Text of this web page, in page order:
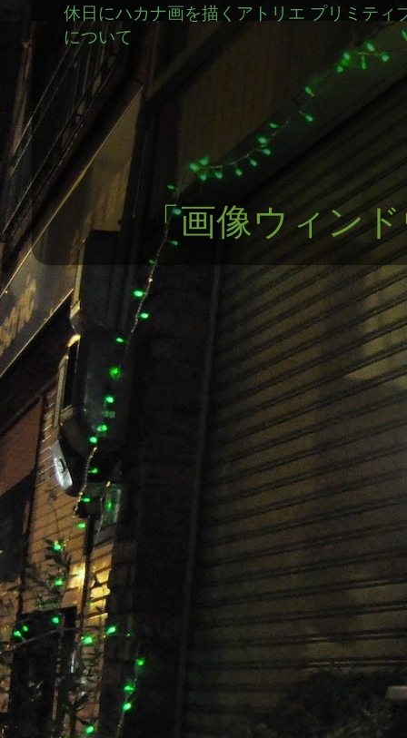
休日にハカナ画を描くアトリエ プリミティ
について
「画像ウィン